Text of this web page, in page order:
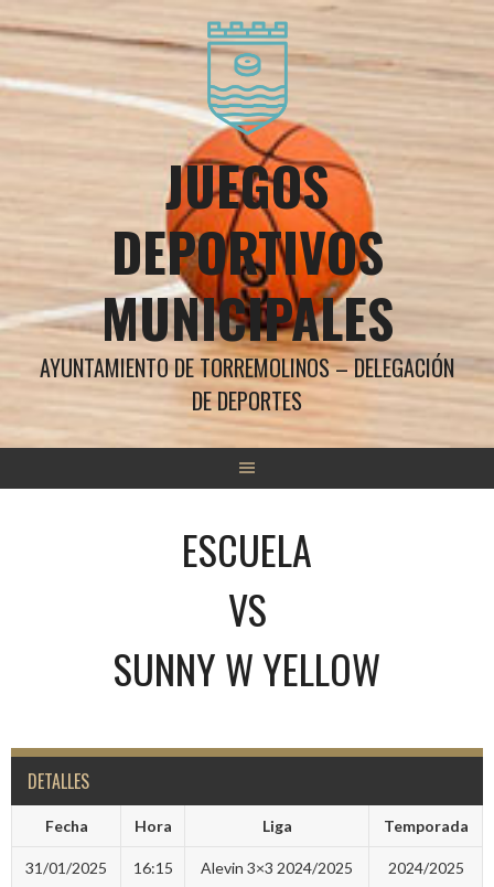
al
JUEGOS
DEPORTIVOS
MUNICIPALES
AYUNTAMIENTO DE TORREMOLINOS – DELEGACIÓN
DE DEPORTES
ESCUELA
VS
SUNNY W YELLOW
DETALLES
Fecha Hora Liga Temporada
31/01/2025 16:15 Alevin 3×3 2024/2025 2024/2025